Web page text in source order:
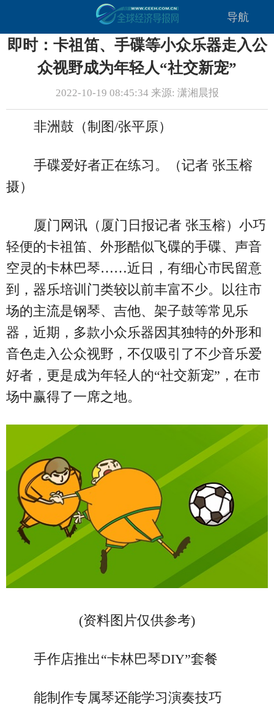
导航
即时：卡祖笛、手碟等小众乐器走入公
众视野成为年轻人“社交新宠”
2022-10-19 08:45:34 来源: 潇湘晨报
非洲鼓（制图/张平原）
手碟爱好者正在练习。（记者 张玉榕
摄）
厦门网讯（厦门日报记者 张玉榕）小巧
轻便的卡祖笛、外形酷似飞碟的手碟、声音
空灵的卡林巴琴……近日，有细心市民留意
到，器乐培训门类较以前丰富不少。以往市
场的主流是钢琴、吉他、架子鼓等常见乐
器，近期，多款小众乐器因其独特的外形和
音色走入公众视野，不仅吸引了不少音乐爱
好者，更是成为年轻人的“社交新宠”，在市
场中赢得了一席之地。
(资料图片仅供参考)
手作店推出“卡林巴琴DIY”套餐
能制作专属琴还能学习演奏技巧